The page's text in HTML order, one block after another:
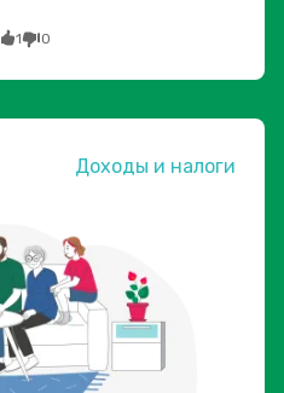
1 0
Доходы и налоги